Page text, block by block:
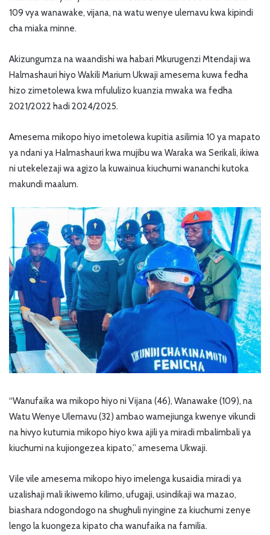
109 vya wanawake, vijana, na watu wenye ulemavu kwa kipindi
cha miaka minne.
Akizungumza na waandishi wa habari Mkurugenzi Mtendaji wa
Halmashauri hiyo Wakili Marium Ukwaji amesema kuwa fedha
hizo zimetolewa kwa mfululizo kuanzia mwaka wa fedha
2021/2022 hadi 2024/2025.
Amesema mikopo hiyo imetolewa kupitia asilimia 10 ya mapato
ya ndani ya Halmashauri kwa mujibu wa Waraka wa Serikali, ikiwa
ni utekelezaji wa agizo la kuwainua kiuchumi wananchi kutoka
makundi maalum.
“Wanufaika wa mikopo hiyo ni Vijana (46), Wanawake (109), na
Watu Wenye Ulemavu (32) ambao wamejiunga kwenye vikundi
na hivyo kutumia mikopo hiyo kwa ajili ya miradi mbalimbali ya
kiuchumi na kujiongezea kipato,” amesema Ukwaji.
Vile vile amesema mikopo hiyo imelenga kusaidia miradi ya
uzalishaji mali ikiwemo kilimo, ufugaji, usindikaji wa mazao,
biashara ndogondogo na shughuli nyingine za kiuchumi zenye
lengo la kuongeza kipato cha wanufaika na familia.